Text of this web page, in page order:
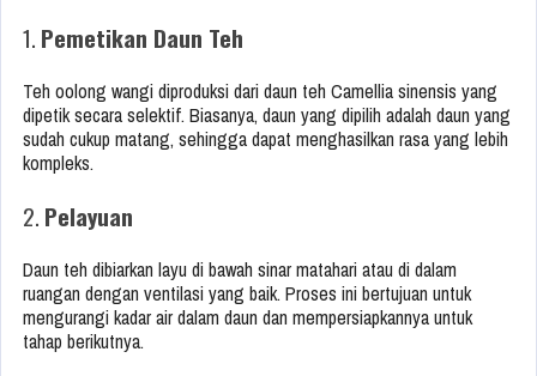
1. Pemetikan Daun Teh
Teh oolong wangi diproduksi dari daun teh Camellia sinensis yang
dipetik secara selektif. Biasanya, daun yang dipilih adalah daun yang
sudah cukup matang, sehingga dapat menghasilkan rasa yang lebih
kompleks.
2. Pelayuan
Daun teh dibiarkan layu di bawah sinar matahari atau di dalam
ruangan dengan ventilasi yang baik. Proses ini bertujuan untuk
mengurangi kadar air dalam daun dan mempersiapkannya untuk
tahap berikutnya.